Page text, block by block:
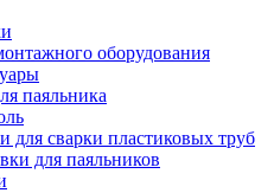
оборудования
паяльника
для сварки пластиковых труб
для паяльников